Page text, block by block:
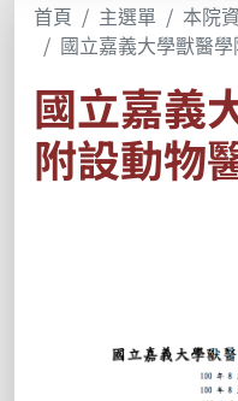
首頁 主選單 本院
國立嘉義大學獸醫
國立嘉義
附設動物